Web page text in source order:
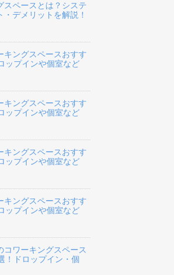
スペースとは？システ
・デメリットを解説！
キングスペースおすす
ップインや個室など
キングスペースおすす
ップインや個室など
キングスペースおすす
ップインや個室など
キングスペースおすす
ップインや個室など
コワーキングスペース
！ドロップイン・個